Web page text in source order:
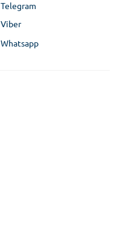
Telegram
Viber
Whatsapp